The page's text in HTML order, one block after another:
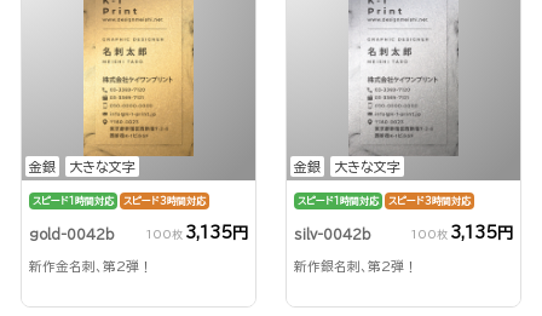
金銀 大きな文字
スピード1時間対応 スピード3時間対応
gold-0042b 100枚 3,135円
新作金名刺、第2弾！
金銀 大きな文字
スピード1時間対応 スピード3時間対応
silv-0042b 100枚 3,135円
新作銀名刺、第2弾！